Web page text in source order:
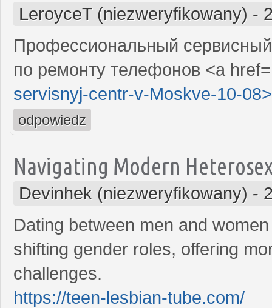
LeroyceT (niezweryfikowany) -
Профессиональный
по ремонту телефонов <a href=
servisnyj-centr-v-Moskve-10-08>
odpowiedz
Navigating Modern
Devinhek (niezweryfikowany) -
Dating between men and
shifting gender roles, offering
challenges.
https://teen-lesbian-tube.com/